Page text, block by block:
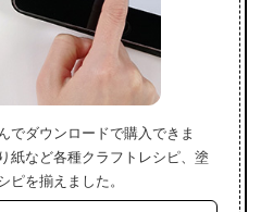
でダウンロードで購入できま
紙など各種クラフトレシピ、塗
ピを揃えました。